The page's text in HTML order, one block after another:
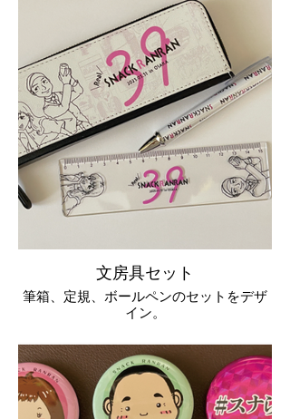
文房具セット
筆箱、定規、ボールペンのセットをデザ
イン。